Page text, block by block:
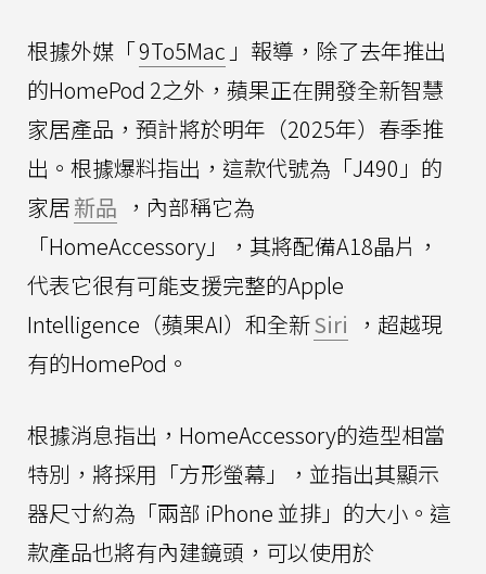
根據外媒「9To5Mac 」報導，除了去年推出
的HomePod 2之外，蘋果正在開發全新智慧
家居產品，預計將於明年（2025年）春季推
出。根據爆料指出，這款代號為「J490」的
家居新品 ，內部稱它為
「HomeAccessory」，其將配備A18晶片，
代表它很有可能支援完整的Apple
Intelligence（蘋果AI）和全新Siri ，超越現
有的HomePod。
根據消息指出，HomeAccessory的造型相當
特別，將採用「方形螢幕」，並指出其顯示
器尺寸約為「兩部 iPhone 並排」的大小。這
款產品也將有內建鏡頭，可以使用於